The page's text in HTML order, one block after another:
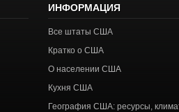
ИНФОРМАЦИЯ
Все штаты США
Кратко о США
О населении США
Кухня США
География США: ресурсы,